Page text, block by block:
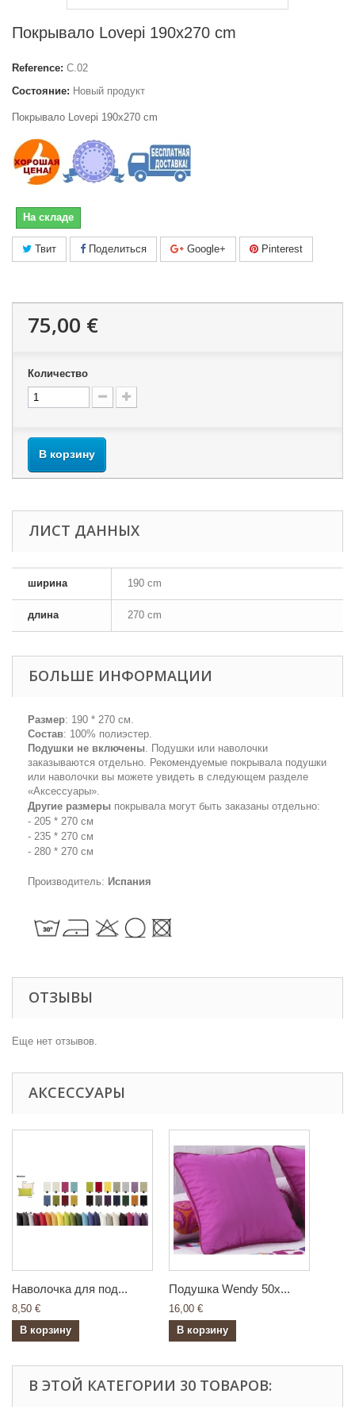
Покрывало Lovepi 190x270 cm
Reference: C.02
Состояние: Новый продукт
Покрывало Lovepi 190x270 cm
На складе
Твит Поделиться Google+ Pinterest
75,00 €
Количество
В корзину
ЛИСТ ДАННЫХ
ширина 190 cm
длина 270 cm
БОЛЬШЕ ИНФОРМАЦИИ
Размер: 190 * 270 см.
Состав: 100% полиэстер.
Подушки не включены. Подушки или наволочки
заказываются отдельно. Рекомендуемые покрывала подушки
или наволочки вы можете увидеть в следующем разделе
«Аксессуары».
Другие размеры покрывала могут быть заказаны отдельно:
- 205 * 270 см
- 235 * 270 см
- 280 * 270 см
Производитель: Испания
ОТЗЫВЫ
Еще нет отзывов.
АКСЕССУАРЫ
Наволочка для под...
8,50 €
В корзину
Подушка Wendy 50x...
16,00 €
В корзину
В ЭТОЙ КАТЕГОРИИ 30 ТОВАРОВ: